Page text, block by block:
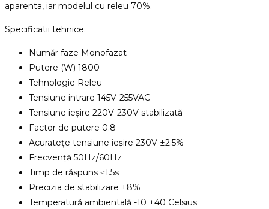
aparenta, iar modelul cu releu 70%.
Specificatii tehnice:
Număr faze Monofazat
Putere (W) 1800
Tehnologie Releu
Tensiune intrare 145V-255VAC
Tensiune ieșire 220V-230V stabilizată
Factor de putere 0.8
Acuratețe tensiune ieșire 230V ±2.5%
Frecvență 50Hz/60Hz
Timp de răspuns ≤1.5s
Precizia de stabilizare ±8%
Temperatură ambientală -10 +40 Celsius